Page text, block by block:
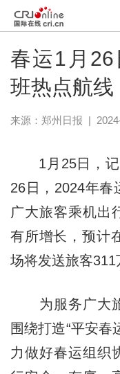
春运1月26
班热点航线
来源： 郑州日报 |
1月25日，记
26日，2024年春
广大旅客乘机出
有所增长，预计
场将发送旅客311
为服务广大旅
围绕打造“平安春
力做好春运组织